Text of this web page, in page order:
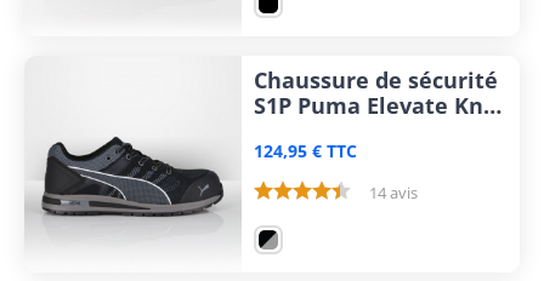
Chaussure de sécurité
S1P Puma Elevate Knit
124,95 € TTC
14 avis